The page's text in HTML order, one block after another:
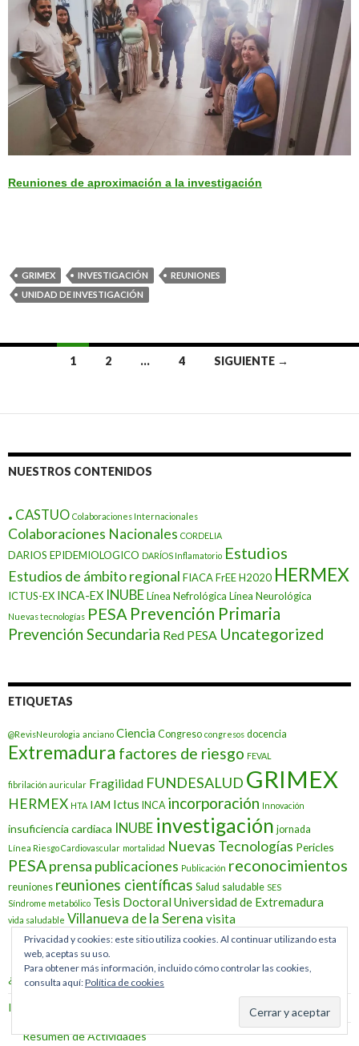
Reuniones de aproximación a la investigación
GRIMEX INVESTIGACIÓN
REUNIONES
UNIDAD DE INVESTIGACIÓN
las
1 2 … 4 SIGUIENTE →
NUESTROS CONTENIDOS
. CASTUO Colaboraciones Internacionales
Colaboraciones Nacionales CORDELIA
DARIOS EPIDEMIOLOGICO DARÍOS Inflamatorio Estudios
Estudios de ámbito regional FIACAFrEEH2020 HERMEX
ICTUS-EX INCA-EX INUBELínea Nefrológica Línea Neurológica
Nuevas tecnologías PESA Prevención Primaria
Prevención Secundaria Red PESA Uncategorized
ETIQUETAS
@RevisNeurologia anciano Ciencia Congreso congresos docencia
Extremadura factores de riesgo FEVAL
fibrilación auricular Fragilidad FUNDESALUD GRIMEX
HERMEX HTA IAM Ictus INCA incorporación Innovación
insuficiencia cardiaca INUBE investigación jornada
Línea Riesgo Cardiovascular mortalidad Nuevas Tecnologías Pericles
PESAprensa publicaciones Publicación reconocimientos
reuniones reuniones científicas Salud saludable SES
Síndrome metabólico Tesis Doctoral Universidad de Extremadura
vida saludable Villanueva de la Serena visita
¿Quienes somos?
Inicio
Resumen de Actividades
Privacidad y cookies: este sitio utiliza cookies. Al continuar utilizando esta
web, aceptas su uso.
Para obtener más información, incluido cómo controlar las cookies,
consulta aquí:Política de cookies